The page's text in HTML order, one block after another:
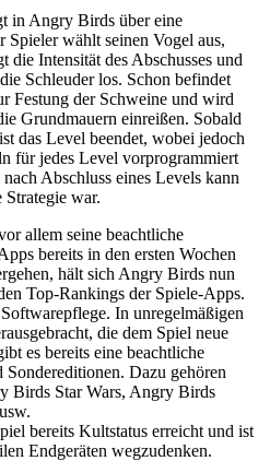
in Angry Birds über eine
Spieler wählt seinen Vogel aus,
die Intensität des Abschusses und
Schleuder los. Schon befindet
Festung der Schweine und wird
Grundmauern einreißen. Sobald
das Level beendet, wobei jedoch
für jedes Level vorprogrammiert
Abschluss eines Levels kann
Strategie war.
allem seine beachtliche
bereits in den ersten Wochen
hält sich Angry Birds nun
Top-Rankings der Spiele-Apps.
In unregelmäßigen
die dem Spiel neue
es bereits eine beachtliche
Dazu gehören
Birds Star Wars, Angry Birds
bereits Kultstatus erreicht und ist
Endgeräten wegzudenken.